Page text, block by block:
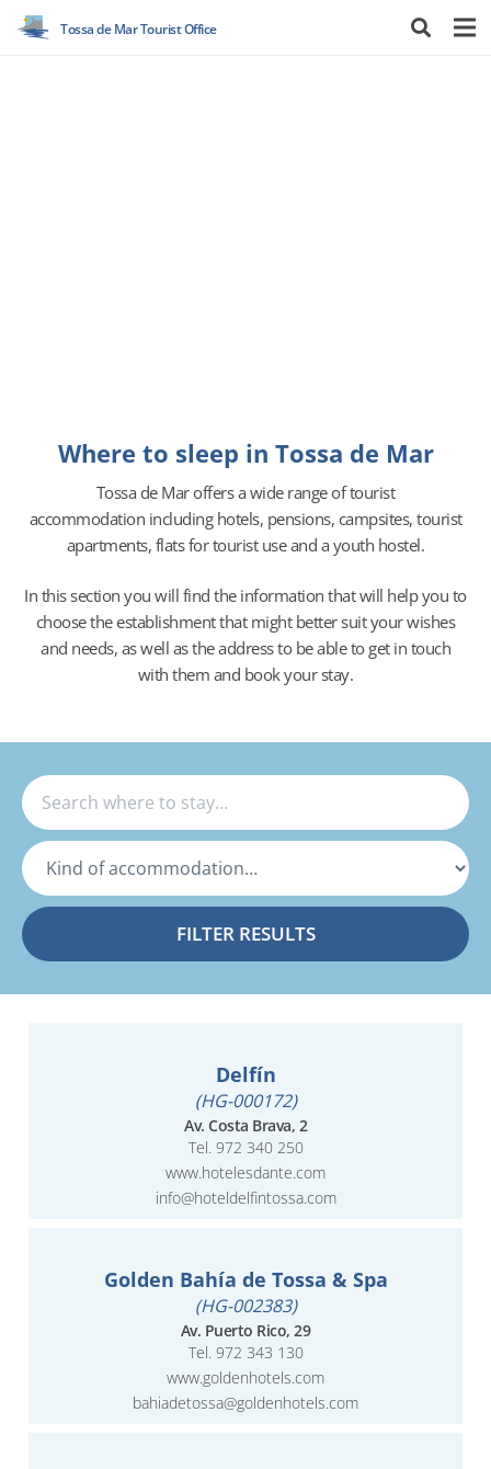
Tossa de Mar Tourist Office
Where to sleep in Tossa de Mar
Tossa de Mar offers a wide range of tourist
accommodation including hotels, pensions, campsites, tourist
apartments, flats for tourist use and a youth hostel.
In this section you will find the information that will help you to
choose the establishment that might better suit your wishes
and needs, as well as the address to be able to get in touch
with them and book your stay.
Delfín
(HG-000172)
Av. Costa Brava, 2
Tel. 972 340 250
www.hotelesdante.com
info@hoteldelfintossa.com
Golden Bahía de Tossa & Spa
(HG-002383)
Av. Puerto Rico, 29
Tel. 972 343 130
www.goldenhotels.com
bahiadetossa@goldenhotels.com